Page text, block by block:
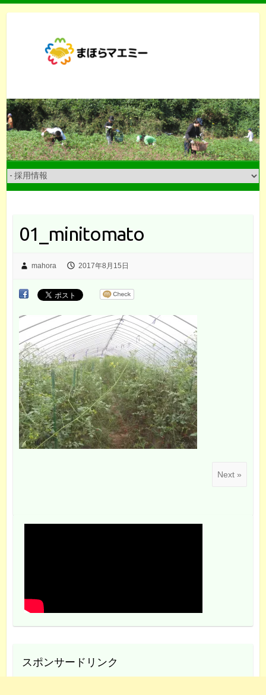
01_minitomato
mahora 2017年8月15日
Next »
スポンサードリンク